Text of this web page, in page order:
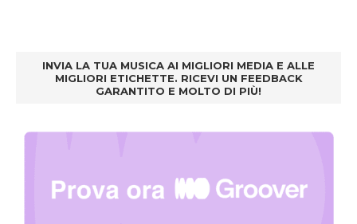
INVIA LA TUA MUSICA AI MIGLIORI MEDIA E ALLE
MIGLIORI ETICHETTE. RICEVI UN FEEDBACK
GARANTITO E MOLTO DI PIÙ!